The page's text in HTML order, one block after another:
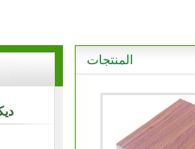
·
المنتجات